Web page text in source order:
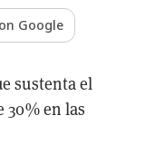
Google
sustenta el
30% en las